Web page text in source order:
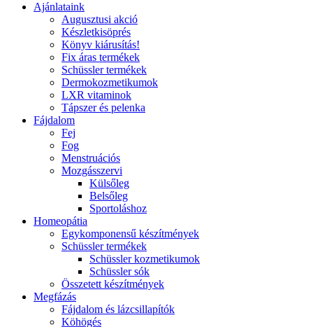
Ajánlataink
Augusztusi akció
Készletkisöprés
Könyv kiárusítás!
Fix áras termékek
Schüssler termékek
Dermokozmetikumok
LXR vitaminok
Tápszer és pelenka
Fájdalom
Fej
Fog
Menstruációs
Mozgásszervi
Külsőleg
Belsőleg
Sportoláshoz
Homeopátia
Egykomponensű készítmények
Schüssler termékek
Schüssler kozmetikumok
Schüssler sók
Összetett készítmények
Megfázás
Fájdalom és lázcsillapítók
Köhögés